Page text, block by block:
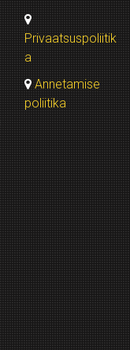
Privaatsuspoliitik
a
Annetamise
poliitika